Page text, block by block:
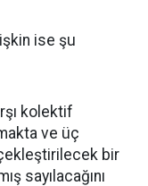
ise şu
kolektif
ve üç
bir
sayılacağını